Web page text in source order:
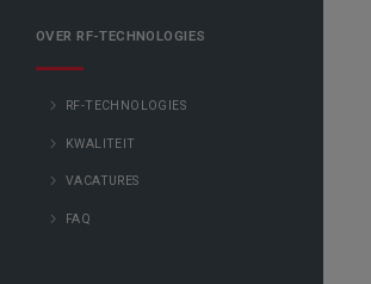
OVER RF-TECHNOLOGIES
RF-TECHNOLOGIES
KWALITEIT
VACATURES
FAQ